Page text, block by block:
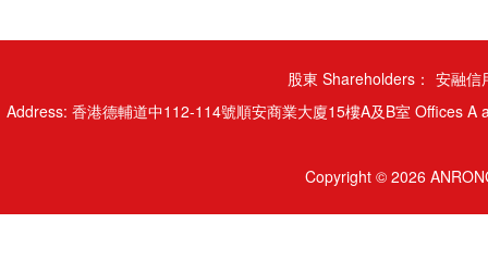
股東 Shareholders： 安融信
Address: 香港德輔道中112-114號順安商業大廈15樓A及B室 Offices
Copyright © 2026